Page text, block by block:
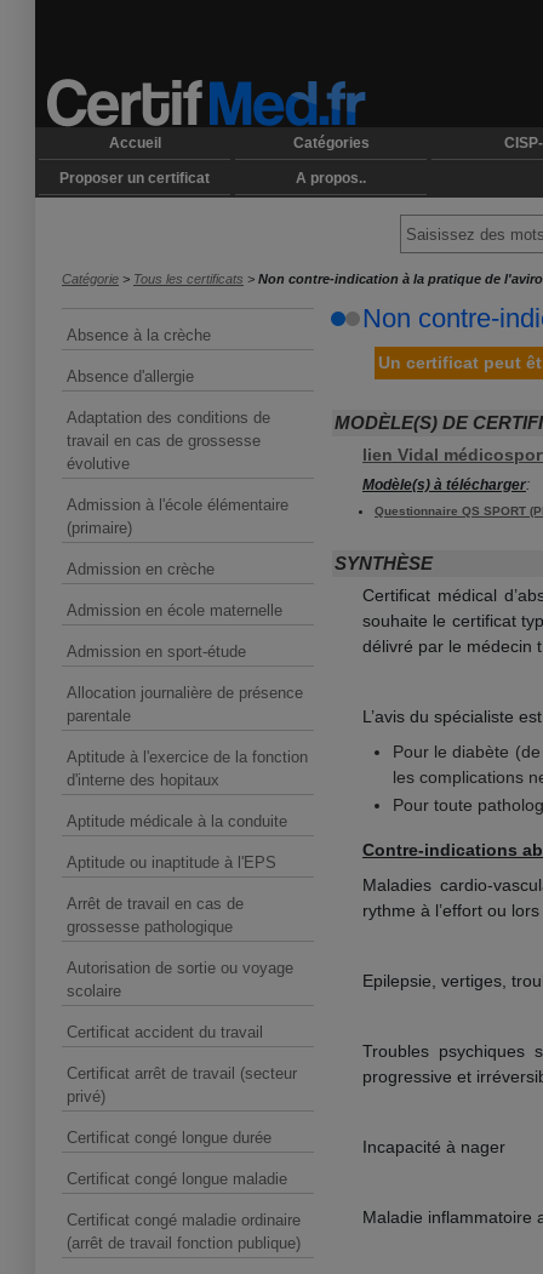
Accueil Catégories
Proposer un certificat A propos..
Catégorie > Tous les certificats > Non contre-indication à la pratique de
Absence à la crèche
Absence d'allergie
Adaptation des conditions de
travail en cas de grossesse
évolutive
Admission à l'école élémentaire
(primaire)
Admission en crèche
Admission en école maternelle
Admission en sport-étude
Allocation journalière de présence
parentale
Aptitude à l'exercice de la fonction
d'interne des hopitaux
Aptitude médicale à la conduite
Aptitude ou inaptitude à l'EPS
Arrêt de travail en cas de
grossesse pathologique
Autorisation de sortie ou voyage
scolaire
Certificat accident du travail
Certificat arrêt de travail (secteur
privé)
Certificat congé longue durée
Certificat congé longue maladie
Certificat congé maladie ordinaire
(arrêt de travail fonction publique)
Non contre-
Un certificat peut
MODÈLE(S) DE
lien Vidal
Modèle(s) à télécharger:
Questionnaire QS SPORT
SYNTHÈSE
Certificat médical
souhaite le certificat
délivré par le médecin
L’avis du spécialiste
Pour le diabète
les complications
Pour toute
Contre-indications
Maladies cardio-
rythme à l’effort ou
Epilepsie, vertiges,
Troubles psychiques
progressive et
Incapacité à nager
Maladie inflammatoire